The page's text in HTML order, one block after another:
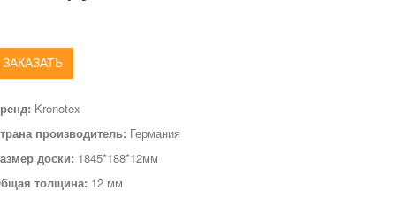
ЗАКАЗАТЬ
Kronotex
производитель: Германия
доски: 1845*188*12мм
толщина: 12 мм